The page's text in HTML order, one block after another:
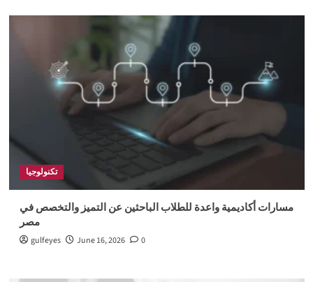
تكنولوجيا
مسارات أكاديمية واعدة للطلاب الباحثين عن التميز والتخصص في
مصر
gulfeyes June 16, 2026 0